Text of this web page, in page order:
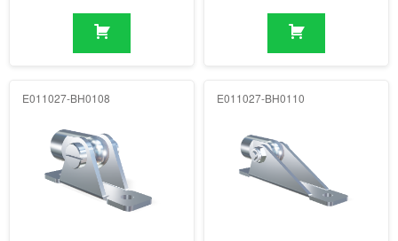
E011027-BH0108 E011027-BH0110